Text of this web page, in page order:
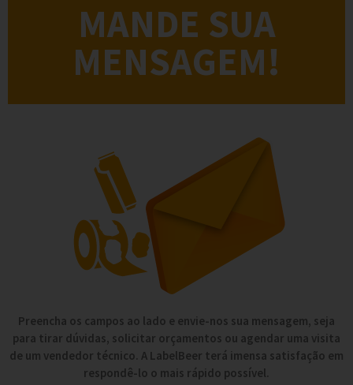
MANDE SUA
MENSAGEM!
Preencha os campos ao lado e envie-nos sua mensagem, seja
para tirar dúvidas, solicitar orçamentos ou agendar uma visita
de um vendedor técnico. A LabelBeer terá imensa satisfação em
respondê-lo o mais rápido possível.